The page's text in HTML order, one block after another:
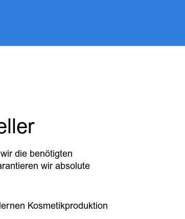
die benötigten
wir absolute
Kosmetikproduktion